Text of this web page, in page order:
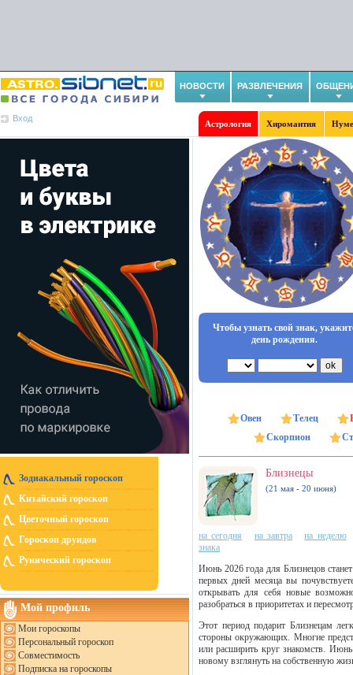
НОВОСТИ РАЗВЛЕЧЕНИЯ
Вход
Астрология Хиромантия
Зодиакальный гороскоп
Китайский гороскоп
Цветочный гороскоп
Гороскоп друидов
Рунический гороскоп
Мой профиль
Мои гороскопы
Персональный гороскоп
Совместимость
Подписка на гороскопы
Чтобы узнать свой знак,
день рождения.
Овен Телец
Скорпион
Близнецы
(21 мая - 20 июня)
на сегодня на завтра
на неделю
знака
Июнь 2026 года для Близнецов
первых дней месяца вы
открывать для себя новые
разобраться в приоритетах и
Этот период подарит Близнецам
стороны окружающих. Многие
или расширить круг знакомств.
новому взглянуть на собственную